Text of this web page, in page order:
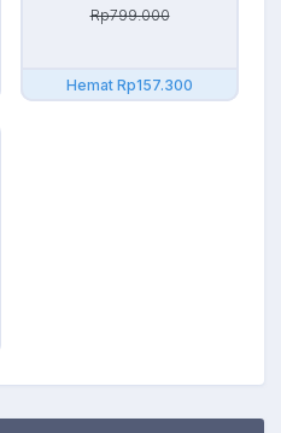
Rp799.000
Hemat Rp157.300